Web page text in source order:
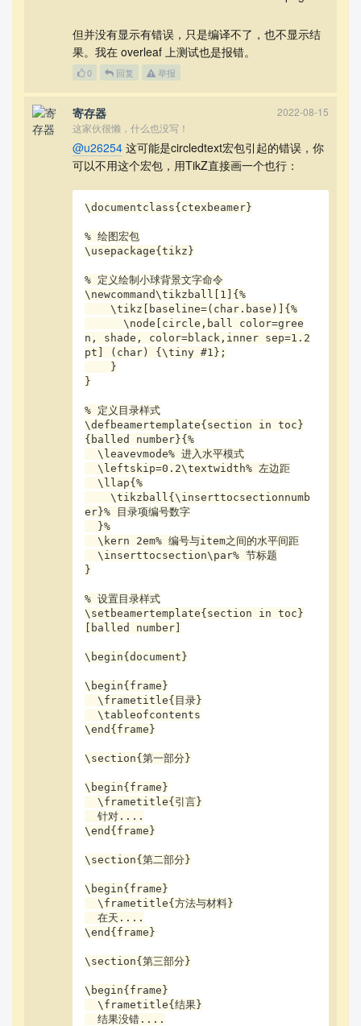
但并没有显示有错误，只是编译不了，也不显示结
果。我在 overleaf 上测试也是报错。
0 回复 举报
寄存器
2022-08-15
这家伙很懒，什么也没写！
@u26254 这可能是circledtext宏包引起的错误，你
可以不用这个宏包，用TikZ直接画一个也行：
\documentclass{ctexbeamer}
% 绘图宏包
\usepackage{tikz}
% 定义绘制小球背景文字命令
\newcommand\tikzball[1]{%
    \tikz[baseline=(char.base)]{%
      \node[circle,ball color=gree
n, shade, color=black,inner sep=1.2
pt] (char) {\tiny #1};
}
% 定义目录样式
\defbeamertemplate{section in toc}
{balled number}{%
  \leavevmode% 进入水平模式
  \leftskip=0.2\textwidth% 左边距
  \llap{%
    \tikzball{\inserttocsectionnumb
er}% 目录项编号数字
  \kern 2em% 编号与item之间的水平间距
  \inserttocsection\par% 节标题
}
% 设置目录样式
\setbeamertemplate{section in toc}
[balled number]
\begin{document}
\begin{frame}
  \frametitle{目录}
  \tableofcontents
\end{frame}
\section{第一部分}
\begin{frame}
  \frametitle{引言}
  针对....
\end{frame}
\section{第二部分}
\begin{frame}
  \frametitle{方法与材料}
  在天....
\end{frame}
\section{第三部分}
\begin{frame}
  \frametitle{结果}
  结果没错....